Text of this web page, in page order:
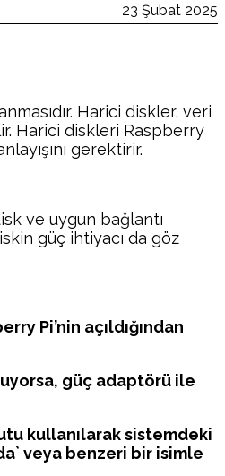
23 Şubat 2025
Harici diskler, veri
Harici diskleri Raspberry
gerektirir.
ve uygun bağlantı
güç ihtiyacı da göz
Pi’nin açıldığından
güç adaptörü ile
kullanılarak sistemdeki
veya benzeri bir isimle